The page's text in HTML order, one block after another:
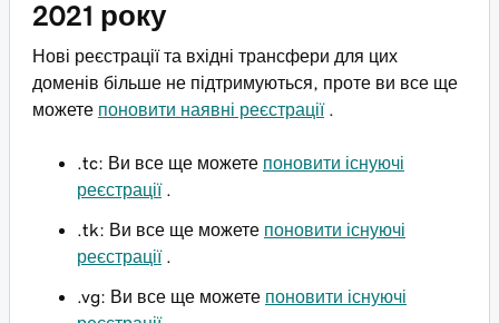
2021 року
Нові реєстрації та вхідні трансфери для цих
доменів більше не підтримуються, проте ви все ще
можете поновити наявні реєстрації.
.tc: Ви все ще можете поновити існуючі
реєстрації.
.tk: Ви все ще можете поновити існуючі
реєстрації.
.vg: Ви все ще можете поновити існуючі